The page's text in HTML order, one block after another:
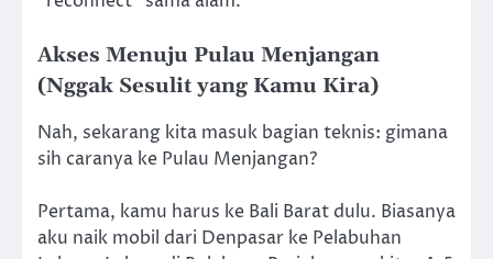
Akses Menuju Pulau Menjangan
(Nggak Sesulit yang Kamu Kira)
Nah, sekarang kita masuk bagian teknis: gimana
sih caranya ke Pulau Menjangan?
Pertama, kamu harus ke Bali Barat dulu. Biasanya
aku naik mobil dari Denpasar ke Pelabuhan